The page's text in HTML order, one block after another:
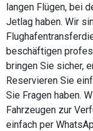
langen Flügen, bei
Jetlag haben. Wir
beschäftigen
bringen Sie sicher,
Reservieren Sie
Sie Fragen haben.
Fahrzeugen zur
einfach per